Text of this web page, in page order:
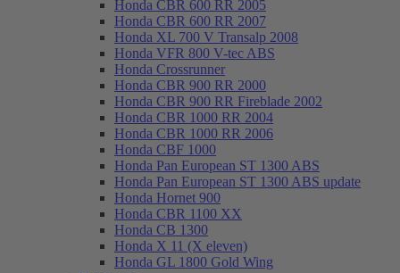
Honda CBR 600 RR 2005
Honda CBR 600 RR 2007
Honda XL 700 V Transalp 2008
Honda VFR 800 V-tec ABS
Honda Crossrunner
Honda CBR 900 RR 2000
Honda CBR 900 RR Fireblade 2002
Honda CBR 1000 RR 2004
Honda CBR 1000 RR 2006
Honda CBF 1000
Honda Pan European ST 1300 ABS
Honda Pan European ST 1300 ABS update
Honda Hornet 900
Honda CBR 1100 XX
Honda CB 1300
Honda X 11 (X eleven)
Honda GL 1800 Gold Wing